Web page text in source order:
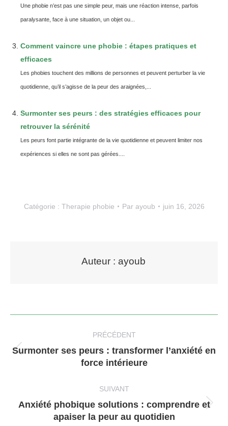
Une phobie n’est pas une simple peur, mais une réaction intense, parfois
paralysante, face à une situation, un objet ou...
Comment vaincre une phobie : étapes pratiques et
efficaces
Les phobies touchent des millions de personnes et peuvent perturber la vie
quotidienne, qu’il s’agisse de la peur des araignées,...
Surmonter ses peurs : des stratégies efficaces pour
retrouver la sérénité
Les peurs font partie intégrante de la vie quotidienne et peuvent limiter nos
expériences si elles ne sont pas gérées....
Catégorie : Therapie phobie Par ayoub juin 16, 2026
Auteur : ayoub
PRÉCÉDENT
Article
précédent
Surmonter ses peurs : transformer l’anxiété en
force intérieure
SUIVANT
Article
suivant
Anxiété phobique solutions : comprendre et
apaiser la peur au quotidien